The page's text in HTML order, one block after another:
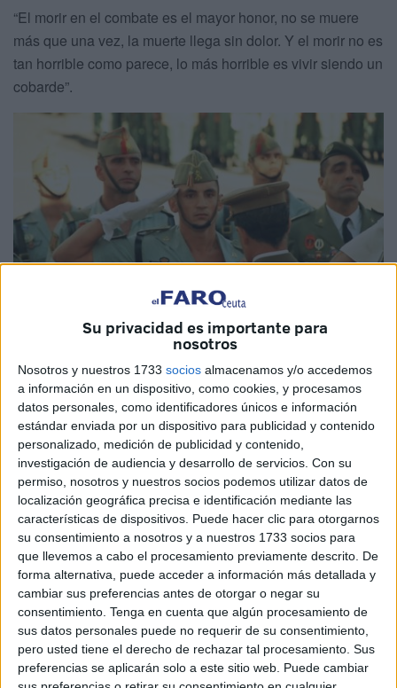
Su privacidad es importante para
nosotros
Nosotros y nuestros 1733 socios almacenamos y/o accedemos
a información en un dispositivo, como cookies, y procesamos
datos personales, como identificadores únicos e información
estándar enviada por un dispositivo para publicidad y contenido
personalizado, medición de publicidad y contenido,
investigación de audiencia y desarrollo de servicios. Con su
permiso, nosotros y nuestros socios podemos utilizar datos de
localización geográfica precisa e identificación mediante las
características de dispositivos. Puede hacer clic para otorgarnos
su consentimiento a nosotros y a nuestros 1733 socios para
que llevemos a cabo el procesamiento previamente descrito. De
forma alternativa, puede acceder a información más detallada y
cambiar sus preferencias antes de otorgar o negar su
consentimiento. Tenga en cuenta que algún procesamiento de
sus datos personales puede no requerir de su consentimiento,
pero usted tiene el derecho de rechazar tal procesamiento. Sus
preferencias se aplicarán solo a este sitio web. Puede cambiar
“El morir en el combate es el mayor honor, no se muere
más que una vez, la muerte llega sin dolor. Y el morir no es
tan horrible como parece, lo más horrible es vivir siendo un
cobarde”.
Coronel Jiménez Parejo.
Se cumplen 100 años de la muerte
en combate de Pablo Arredondo
Acuña
Reincorporado a la Legión el 23 de julio de 1924, ni los
dolores de sus heridas, ni el hambre, ni la sed, ni las
extremas condiciones de vida y combate de las que
hablaba en sus cartas consiguieron empañar la felicidad
de Arredondo al encontrase de nuevo al frente de sus
legionarios.